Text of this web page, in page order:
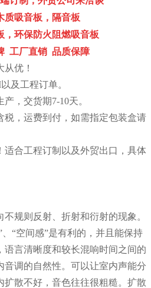
质吸音板，隔音板
，环保防火阻燃吸音板
工厂直销 品质保障
优！
及工程订单。
，交货期7-10天。
，运费到付，如需指定包装盒请
合工程订制以及外贸出口，具体
规则反射、折射和衍射的现象。
“空间感”是有利的，并且能保持
语言清晰度和较长混响时间之间的
音调的自然性。可以让室内声能分
扩散不好，音色往往很粗糙。扩散